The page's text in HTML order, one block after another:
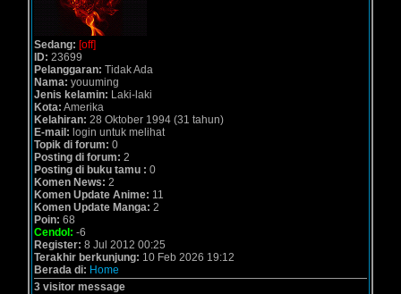
Sedang: [off]
ID: 23699
Pelanggaran: Tidak Ada
Nama: youuming
Jenis kelamin: Laki-laki
Kota: Amerika
Kelahiran: 28 Oktober 1994 (31 tahun)
E-mail: login untuk melihat
Topik di forum: 0
Posting di forum: 2
Posting di buku tamu : 0
Komen News: 2
Komen Update Anime: 11
Komen Update Manga: 2
Poin: 68
Cendol: -6
Register: 8 Jul 2012 00:25
Terakhir berkunjung: 10 Feb 2026 19:12
Berada di: Home
3 visitor message